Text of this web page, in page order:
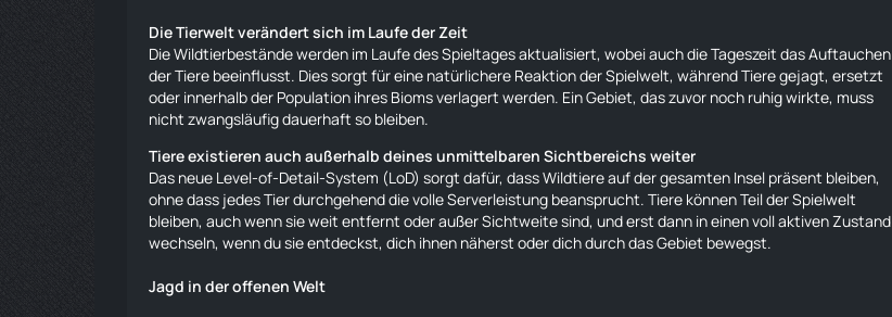
Die Tierwelt verändert sich im Laufe der Zeit
Die Wildtierbestände werden im Laufe des Spieltages aktualisiert, wobei auch die Tageszeit das Auftauchen
derTiere beeinflusst. Dies sorgt für eine natürlichere Reaktion der Spielwelt, währendTieregejagt, ersetzt
oder innerhalb der Population ihres Bioms verlagert werden. Ein Gebiet, das zuvor noch ruhig wirkte, muss
nicht zwangsläufig dauerhaft so bleiben.
Tiereexistieren auch außerhalb deines unmittelbaren Sichtbereichs weiter
Das neue Level-of-Detail-System (LoD) sorgt dafür, dass Wildtiere auf der gesamten Insel präsent bleiben,
ohne dass jedes Tier durchgehend die volle Serverleistung beansprucht.Tiere können Teil der Spielwelt
bleiben, auch wenn sie weit entfernt oder außer Sichtweite sind, und erst dann in einen voll aktiven Zustand
wechseln, wenn du sie entdeckst, dich ihnen näherst oder dich durch das Gebiet bewegst.
Jagd in der offenen Welt